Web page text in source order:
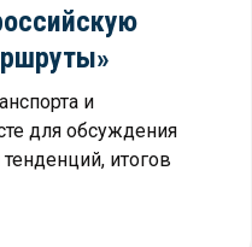
и
для обсуждения
итогов